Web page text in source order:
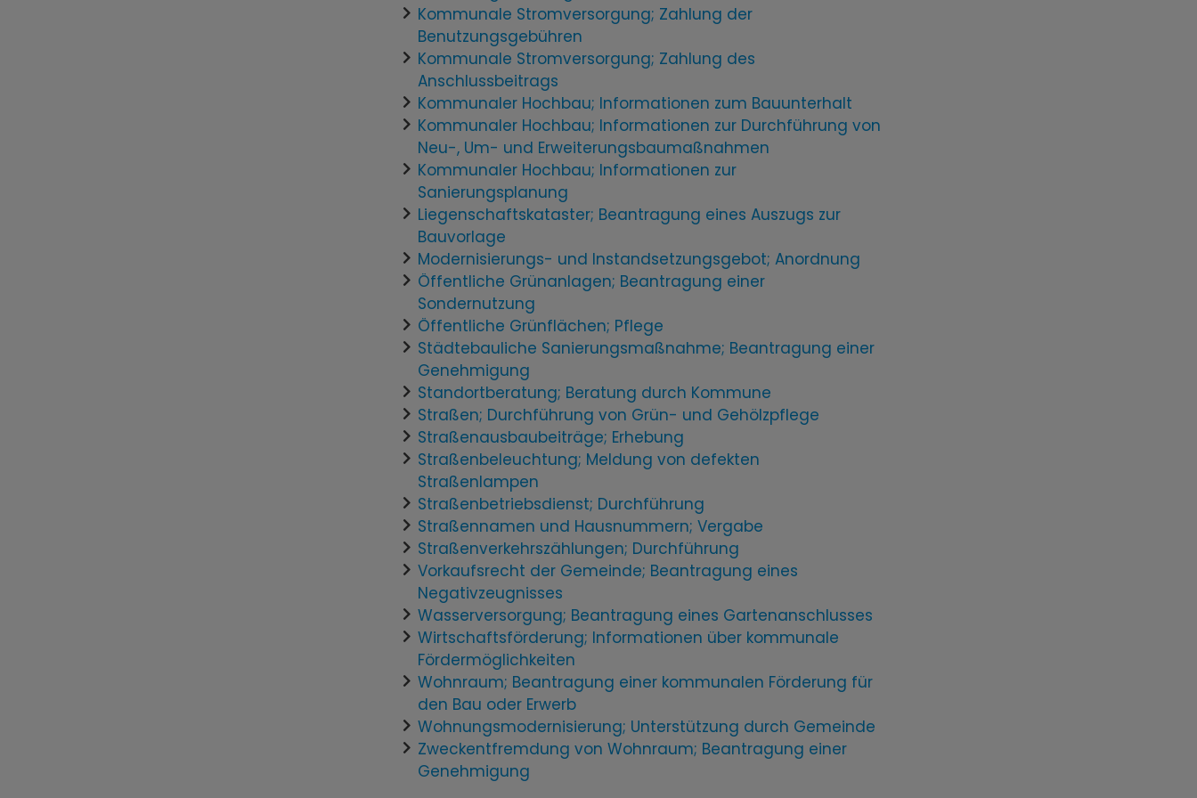
Kommunale Stromversorgung; Zahlung der
Benutzungsgebühren
Kommunale Stromversorgung; Zahlung des
Anschlussbeitrags
Kommunaler Hochbau; Informationen zum Bauunterhalt
Kommunaler Hochbau; Informationen zur Durchführung von
Neu-, Um- und Erweiterungsbaumaßnahmen
Kommunaler Hochbau; Informationen zur
Sanierungsplanung
Liegenschaftskataster; Beantragung eines Auszugs zur
Bauvorlage
Modernisierungs- und Instandsetzungsgebot; Anordnung
Öffentliche Grünanlagen; Beantragung einer
Sondernutzung
Öffentliche Grünflächen; Pflege
Städtebauliche Sanierungsmaßnahme; Beantragung einer
Genehmigung
Standortberatung; Beratung durch Kommune
Straßen; Durchführung von Grün- und Gehölzpflege
Straßenausbaubeiträge; Erhebung
Straßenbeleuchtung; Meldung von defekten
Straßenlampen
Straßenbetriebsdienst; Durchführung
Straßennamen und Hausnummern; Vergabe
Straßenverkehrszählungen; Durchführung
Vorkaufsrecht der Gemeinde; Beantragung eines
Negativzeugnisses
Wasserversorgung; Beantragung eines Gartenanschlusses
Wirtschaftsförderung; Informationen über kommunale
Fördermöglichkeiten
Wohnraum; Beantragung einer kommunalen Förderung für
den Bau oder Erwerb
Wohnungsmodernisierung; Unterstützung durch Gemeinde
Zweckentfremdung von Wohnraum; Beantragung einer
Genehmigung